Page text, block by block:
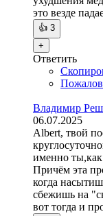
это везде
👍 3
+
Ответить
Владимир
06.07.2025
Albert, твой
именно
Причём эта
когда
сбежишь на
вот тогда и